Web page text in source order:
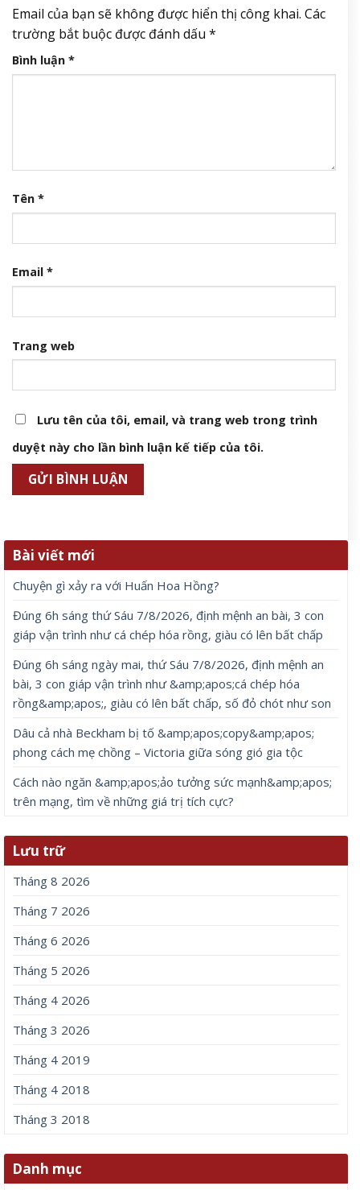
Email của bạn sẽ không được hiển thị công khai. Các
trường bắt buộc được đánh dấu *
Bình luận *
Tên *
Email *
Trang web
Lưu tên của tôi, email, và trang web trong trình
duyệt này cho lần bình luận kế tiếp của tôi.
Bài viết mới
Chuyện gì xảy ra với Huấn Hoa Hồng?
Đúng 6h sáng thứ Sáu 7/8/2026, định mệnh an bài, 3 con
giáp vận trình như cá chép hóa rồng, giàu có lên bất chấp
Đúng 6h sáng ngày mai, thứ Sáu 7/8/2026, định mệnh an
bài, 3 con giáp vận trình như &amp;apos;cá chép hóa
rồng&amp;apos;, giàu có lên bất chấp, số đỏ chót như son
Dâu cả nhà Beckham bị tố &amp;apos;copy&amp;apos;
phong cách mẹ chồng – Victoria giữa sóng gió gia tộc
Cách nào ngăn &amp;apos;ảo tưởng sức mạnh&amp;apos;
trên mạng, tìm về những giá trị tích cực?
Lưu trữ
Tháng 8 2026
Tháng 7 2026
Tháng 6 2026
Tháng 5 2026
Tháng 4 2026
Tháng 3 2026
Tháng 4 2019
Tháng 4 2018
Tháng 3 2018
Danh mục